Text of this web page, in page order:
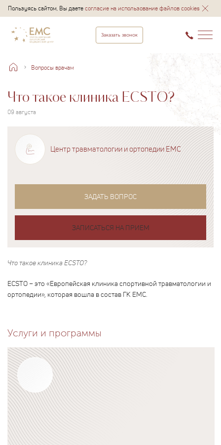
Пользуясь сайтом, Вы даетесогласие на использование файлов cookies
Заказать звонок
Вопросы врачам
Что такое клиника ECSTO?
09 августа
Центр травматологии и ортопедии EMC
ЗАДАТЬ ВОПРОС
ЗАПИСАТЬСЯ НА ПРИЕМ
Что такое клиника ECSTO?
ECSTO – это «Европейская клиника спортивной травматологии и
ортопедии», которая вошла в состав ГК ЕМС.
Услуги и программы